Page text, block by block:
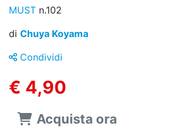
MUST n.102
di Chuya Koyama
Condividi
€ 4,90
Acquista ora